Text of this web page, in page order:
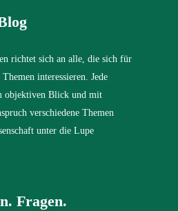
richtet sich an alle, die sich für
interessieren. Jede
objektiven Blick und mit
verschiedene Themen
unter die Lupe
Fragen.